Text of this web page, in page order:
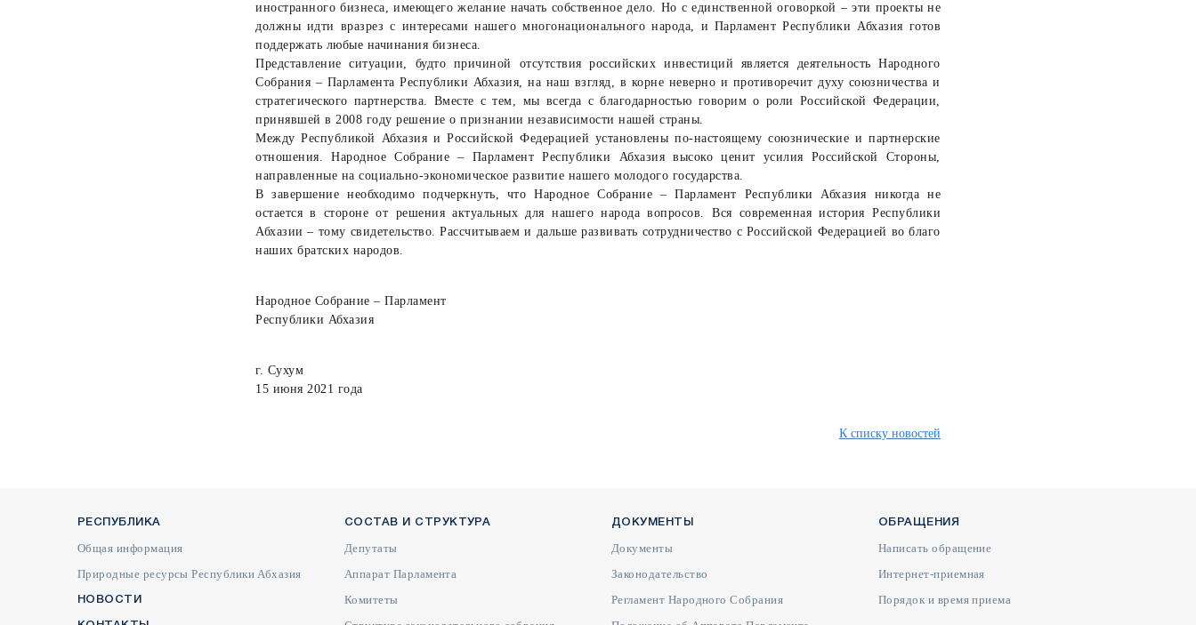
иностранного бизнеса, имеющего желание начать собственное дело. Но с единственной оговоркой – эти проекты не
должны идти вразрез с интересами нашего многонационального народа, и Парламент Республики Абхазия готов
поддержать любые начинания бизнеса.
Представление ситуации, будто причиной отсутствия российских инвестиций является деятельность Народного
Собрания – Парламента Республики Абхазия, на наш взгляд, в корне неверно и противоречит духу союзничества и
стратегического партнерства. Вместе с тем, мы всегда с благодарностью говорим о роли Российской Федерации,
принявшей в 2008 году решение о признании независимости нашей страны.
Между Республикой Абхазия и Российской Федерацией установлены по-настоящему союзнические и партнерские
отношения. Народное Собрание – Парламент Республики Абхазия высоко ценит усилия Российской Стороны,
направленные на социально-экономическое развитие нашего молодого государства.
В завершение необходимо подчеркнуть, что Народное Собрание – Парламент Республики Абхазия никогда не
остается в стороне от решения актуальных для нашего народа вопросов. Вся современная история Республики
Абхазии – тому свидетельство. Рассчитываем и дальше развивать сотрудничество с Российской Федерацией во благо
наших братских народов.
Народное Собрание – Парламент
Республики Абхазия
г. Сухум
15 июня 2021 года
К списку новостей
РЕСПУБЛИКА
Общая информация
Природные ресурсы Республики Абхазия
НОВОСТИ
СОСТАВ И СТРУКТУРА
Депутаты
Аппарат Парламента
Комитеты
ДОКУМЕНТЫ
Документы
Законодательство
Регламент Народного Собрания
ОБРАЩЕНИЯ
Написать обращение
Интернет-приемная
Порядок и время приема